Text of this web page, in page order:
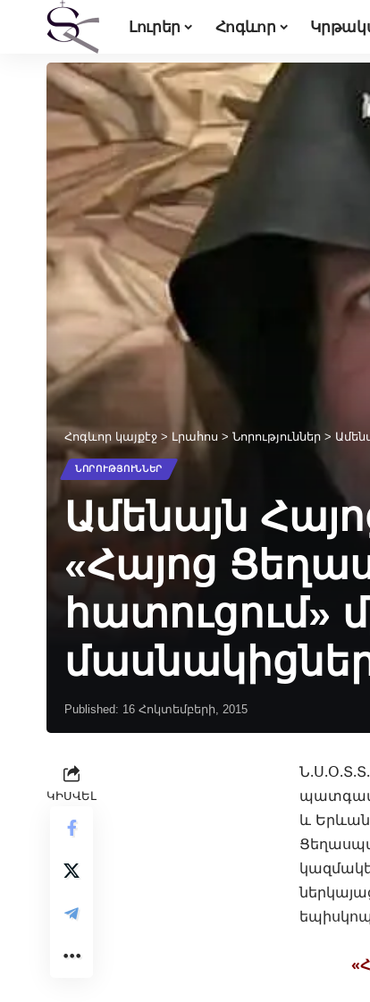
Լուրեր Հոգևոր
Հոգևոր կայքէջ > Լրահոս > Նորություններ >
ՆՈՐՈՒԹՅՈՒՆՆԵՐ
Ամենայն
«Հայոց
հատուցում»
Published: 16 Հոկտեմբերի, 2015
ԿԻՍՎԵԼ
և